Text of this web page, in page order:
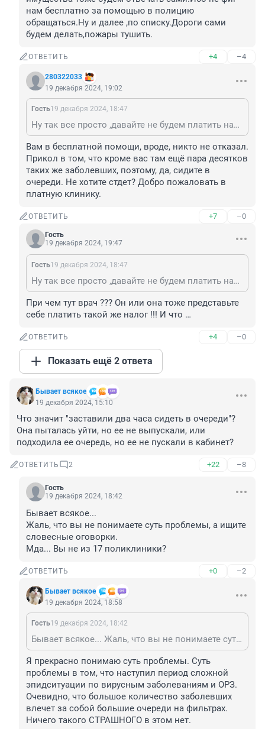
нам бесплатно за помощью в полицию
обращаться.Ну и далее ,по списку.Дороги сами
будем делать,пожары тушить.
ОТВЕТИТЬ +4 –4
280322033
19 декабря 2024, 19:02
Гость19 декабря 2024, 18:47
Ну так все просто ,давайте не будем платить налоги и будем лечиться платно ,за охрану себя и имущества тоже будем отвечать сами.Ибо не фиг нам бесплатно за помощью в полицию обращаться.Ну и далее ,по списку.Дороги сами будем делать,пожары тушить.
Вам в бесплатной помощи, вроде, никто не отказал.
Прикол в том, что кроме вас там ещё пара десятков
таких же заболевших, поэтому, да, сидите в
очереди. Не хотите стдет? Добро пожаловать в
платную клинику.
ОТВЕТИТЬ +7 –0
Гость
19 декабря 2024, 19:47
Гость19 декабря 2024, 18:47
Ну так все просто ,давайте не будем платить налоги и будем лечиться платно ,за охрану себя и имущества тоже будем отвечать сами.Ибо не фиг нам бесплатно за помощью в полицию обращаться.Ну и далее ,по списку.Дороги сами будем делать,пожары тушить.
При чем тут врач ??? Он или она тоже представьте
себе платить такой же налог !!! И что …
ОТВЕТИТЬ +4 –0
Показать ещё 2 ответа
Бывает всякое
19 декабря 2024, 15:10
Что значит "заставили два часа сидеть в очереди"?
Она пыталась уйти, но ее не выпускали, или
подходила ее очередь, но ее не пускали в кабинет?
ОТВЕТИТЬ 2 +22 –8
Гость
19 декабря 2024, 18:42
Бывает всякое...
Жаль, что вы не понимаете суть проблемы, а ищите
словесные оговорки.
Мда... Вы не из 17 поликлиники?
ОТВЕТИТЬ +0 –2
Бывает всякое
19 декабря 2024, 18:58
Гость19 декабря 2024, 18:42
Бывает всякое... Жаль, что вы не понимаете суть проблемы, а ищите словесные оговорки. Мда... Вы не из 17 поликлиники?
Я прекрасно понимаю суть проблемы. Суть
проблемы в том, что наступил период сложной
эпидситуации по вирусным заболеваниям и ОРЗ.
Очевидно, что большое количество заболевших
влечет за собой большие очереди на фильтрах.
Ничего такого СТРАШНОГО в этом нет.